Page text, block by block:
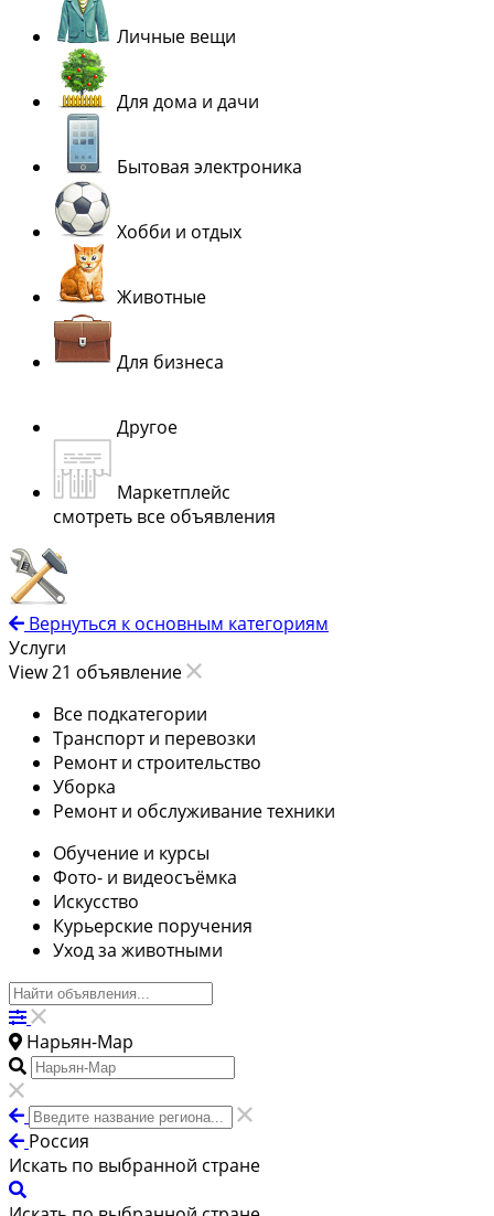
Личные вещи
Для дома и дачи
Бытовая электроника
Хобби и отдых
Животные
Для бизнеса
Другое
Маркетплейс
смотреть все объявления
Вернуться к основным категориям
Услуги
View 21 объявление
Все подкатегории
Транспорт и перевозки
Ремонт и строительство
Уборка
Ремонт и обслуживание техники
Обучение и курсы
Фото- и видеосъёмка
Искусство
Курьерские поручения
Уход за животными
Нарьян-Мар
Россия
Искать по выбранной стране